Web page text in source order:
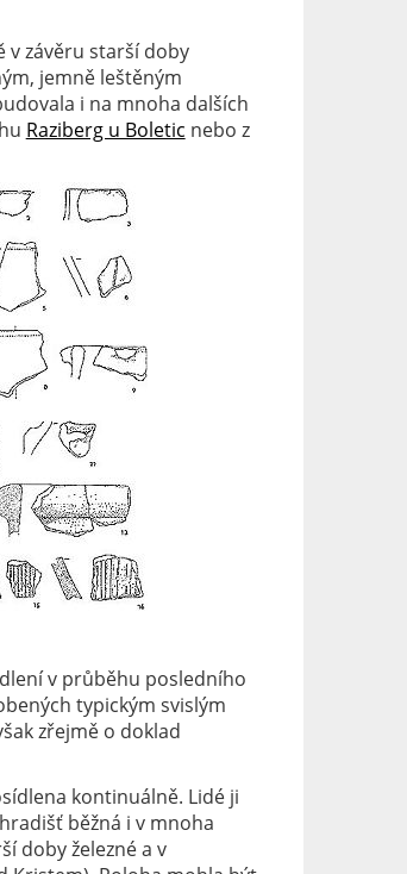
v závěru starší doby
jemně leštěným
i na mnoha dalších
Raziberg u Boletic nebo z
v průběhu posledního
typickým svislým
zřejmě o doklad
kontinuálně. Lidé ji
běžná i v mnoha
doby železné a v